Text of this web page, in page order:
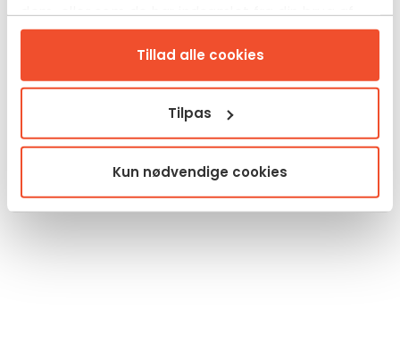
dem, eller som de har indsamlet fra din brug af
deres tjenester.
Tillad alle cookies
Tilpas
Kun nødvendige cookies